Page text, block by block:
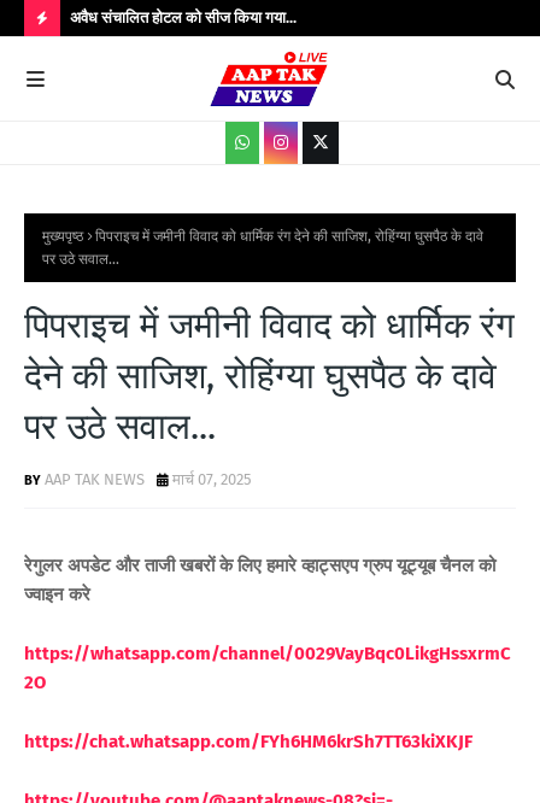
O
S
S
श्री अवैध संचालित होटल को सीज किया गया...
मुख्यपृष्ठ
पिपराइच में जमीनी विवाद को धार्मिक रंग देने की साजिश, रोहिंग्या घुसपैठ के दावे
पर उठे सवाल...
पिपराइच में जमीनी विवाद को धार्मिक रंग
देने की साजिश, रोहिंग्या घुसपैठ के दावे
पर उठे सवाल...
AAP TAK NEWS मार्च 07, 2025
रेगुलर अपडेट और ताजी खबरों के लिए हमारे व्हाट्सएप ग्रुप यूट्यूब चैनल को
ज्वाइन करे
https://whatsapp.com/channel/0029VayBqc0LikgHssxrmC
2O
https://chat.whatsapp.com/FYh6HM6krSh7TT63kiXKJF